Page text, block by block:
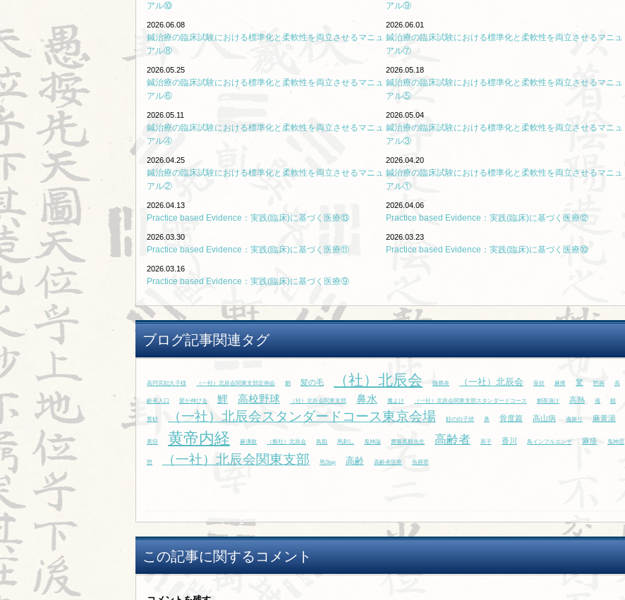
アル⑩
アル⑨
2026.06.08
鍼治療の臨床試験における標準化と柔軟性を両立させるマニュ
アル⑧
2026.06.01
鍼治療の臨床試験における標準化と柔軟性を両立させるマニュ
アル⑦
2026.05.25
鍼治療の臨床試験における標準化と柔軟性を両立させるマニュ
アル⑥
2026.05.18
鍼治療の臨床試験における標準化と柔軟性を両立させるマニュ
アル⑤
2026.05.11
鍼治療の臨床試験における標準化と柔軟性を両立させるマニュ
アル④
2026.05.04
鍼治療の臨床試験における標準化と柔軟性を両立させるマニュ
アル③
2026.04.25
鍼治療の臨床試験における標準化と柔軟性を両立させるマニュ
アル②
2026.04.20
鍼治療の臨床試験における標準化と柔軟性を両立させるマニュ
アル①
2026.04.13
Practice based Evidence：実践(臨床)に基づく医療⑬
2026.04.06
Practice based Evidence：実践(臨床)に基づく医療⑫
2026.03.30
Practice based Evidence：実践(臨床)に基づく医療⑪
2026.03.23
Practice based Evidence：実践(臨床)に基づく医療⑩
2026.03.16
Practice based Evidence：実践(臨床)に基づく医療⑨
ブログ記事関連タグ
高円宮妃久子様 （一社）北辰会関東支部定例会 鯛 髪の毛 （社）北辰会 髄膜炎 （一社）北辰会 骨折 麻痺 驚 黙祷 高
齢者人口 髪が伸びる 鯉 高校野球 （社）北辰会関東支部 鼻水 魔よけ （一社）北辰会関東支部スタンダードコース 鯛茶漬け 高熱 魂 鯖
黄砂 （一社）北辰会スタンダードコース東京会場 鮭の白子焼 鼻 骨度篇 高山病 魂振り 麻黄湯
黄疸 黄帝内経 麻沸散 （般社）北辰会 鳥肌 馬刺し 鬼神論 齋藤鳳観先生 高齢者 黒子 香川 鳥インフルエンザ 麻疹 鬼神思
想 （一社）北辰会関東支部 馬Stay 高齢 高齢者医療 魚腥草
この記事に関するコメント